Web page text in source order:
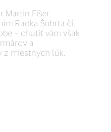
Martin Fišer.
Radka Šubrta či
– chutiť vám však
a
miestnych lúk.